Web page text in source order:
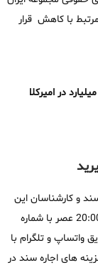
با کاهش قرار
و کارشناسان این
مجموعه میتوانید همه روزه از ساعت 8 صبح لغایت 20:00 عصر با شماره
واتساپ و تلگرام با
های اجاره سند در